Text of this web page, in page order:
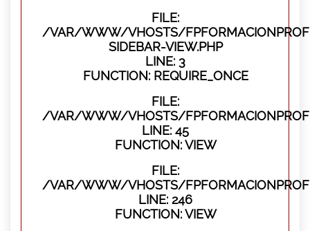
FILE:
/VAR/WWW/VHOSTS/
SIDEBAR-VIEW.PHP
LINE: 3
FUNCTION: REQUIRE_ONCE
FILE:
/VAR/WWW/VHOSTS/
LINE: 45
FUNCTION: VIEW
FILE:
/VAR/WWW/VHOSTS/
LINE: 246
FUNCTION: VIEW